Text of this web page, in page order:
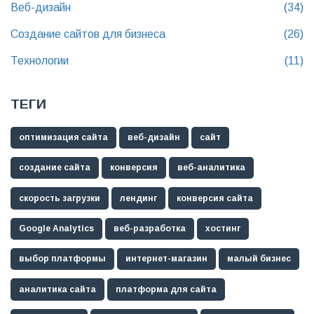
Веб-дизайн (34)
Создание сайтов для бизнеса (26)
Технологии (11)
ТЕГИ
оптимизация сайта веб-дизайн сайт
создание сайта конверсия веб-аналитика
скорость загрузки лендинг конверсия сайта
Google Analytics веб-разработка хостинг
выбор платформы интернет-магазин малый бизнес
аналитика сайта платформа для сайта